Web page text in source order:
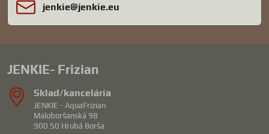
jenkie​@jenkie​.eu
JENKIE- Frizian
Sklad/kancelária
JENKIE - AquaFrizian
Maloboršanská 98
900 50 Hrubá Borša